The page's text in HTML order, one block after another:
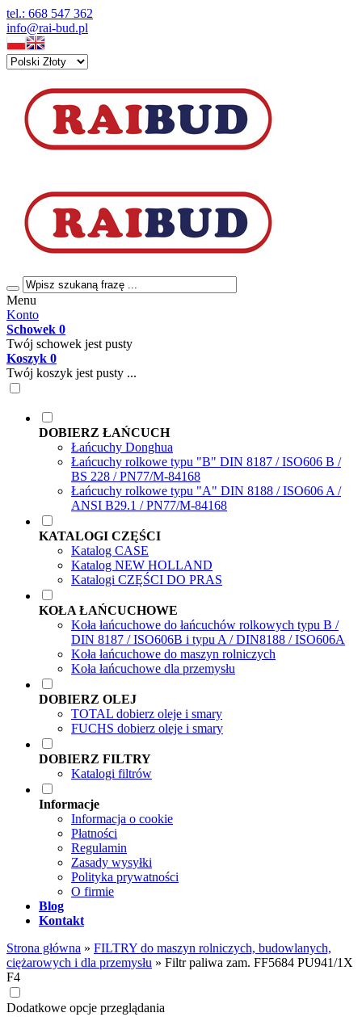
tel.: 668 547 362
info@rai-bud.pl
Menu
Konto
Schowek 0
Twój schowek jest pusty
Koszyk 0
Twój koszyk jest pusty ...
DOBIERZ ŁAŃCUCH
Łańcuchy Donghua
Łańcuchy rolkowe typu "B" DIN 8187 / ISO606 B /
BS 228 / PN77/M-84168
Łańcuchy rolkowe typu "A" DIN 8188 / ISO606 A /
ANSI B29.1 / PN77/M-84168
KATALOGI CZĘŚCI
Katalog CASE
Katalog NEW HOLLAND
Katalogi CZĘŚCI DO PRAS
KOŁA ŁAŃCUCHOWE
Koła łańcuchowe do łańcuchów rolkowych typu B /
DIN 8187 / ISO606B i typu A / DIN8188 / ISO606A
Koła łańcuchowe do maszyn rolniczych
Koła łańcuchowe dla przemysłu
DOBIERZ OLEJ
TOTAL dobierz oleje i smary
FUCHS dobierz oleje i smary
DOBIERZ FILTRY
Katalogi filtrów
Informacje
Informacja o cookie
Płatności
Regulamin
Zasady wysyłki
Polityka prywatności
O firmie
Blog
Kontakt
Strona główna » FILTRY do maszyn rolniczych, budowlanych,
ciężarowych i dla przemysłu » Filtr paliwa zam. FF5684 PU941/1X
F4
Dodatkowe opcje przeglądania